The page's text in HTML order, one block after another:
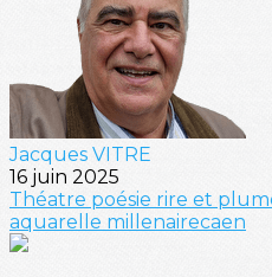
Jacques VITRE
16 juin 2025
Théatre poésie rire et
aquarelle millenairecaen